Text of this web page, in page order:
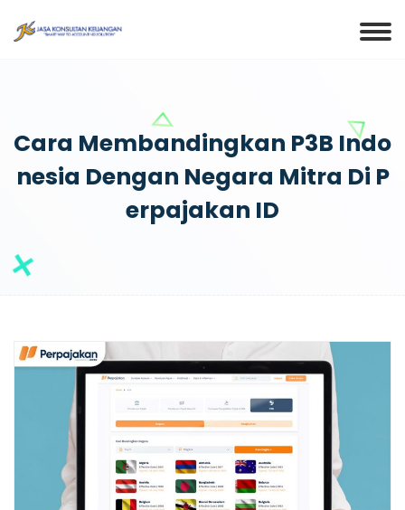
Cara Membandingkan P3B Indo
Nesia Dengan Negara Mitra Di P
Erpajakan ID